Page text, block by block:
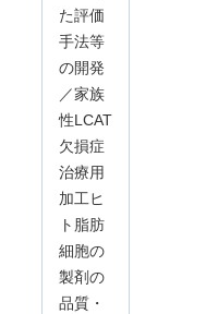
た評価
手法等
の開発
／家族
性LCAT
欠損症
治療用
加工ヒ
ト脂肪
細胞の
製剤の
品質・